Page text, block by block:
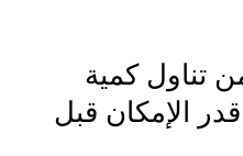
تناول كمية
الإمكان قبل